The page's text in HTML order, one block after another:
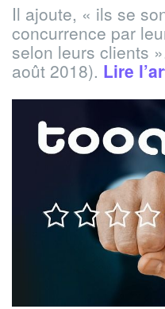
Il ajoute, « ils se
concurrence par
selon leurs clients
août 2018). Lire